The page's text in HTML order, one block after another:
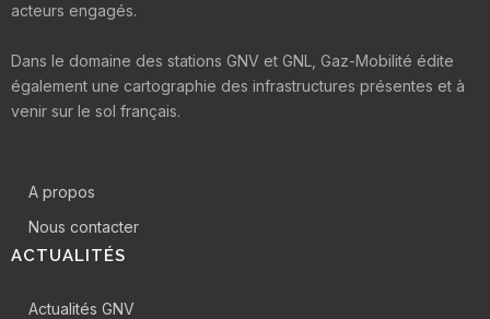
acteurs engagés.
Dans le domaine des stations GNV et GNL, Gaz-Mobilité édite
également une cartographie des infrastructures présentes et à
venir sur le sol français.
A propos
Nous contacter
ACTUALITÉS
Actualités GNV